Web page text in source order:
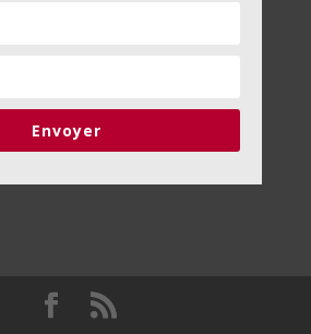
Envoyer